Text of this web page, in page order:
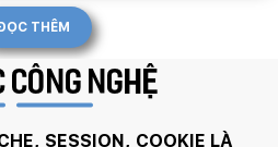
THÊM
CÔNG NGHỆ
SESSION, COOKIE LÀ